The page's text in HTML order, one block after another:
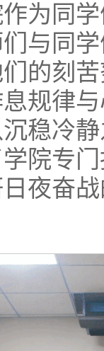
为同
与同
的刻
规律
稳冷
院专
夜奋